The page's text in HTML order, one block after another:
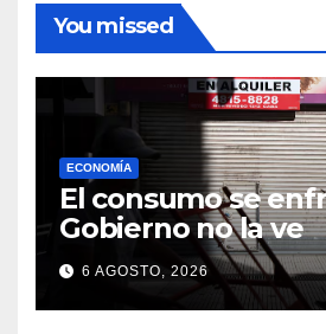
You missed
ECONOMÍA
El consumo se
Gobierno no la ve
6 AGOSTO, 2026